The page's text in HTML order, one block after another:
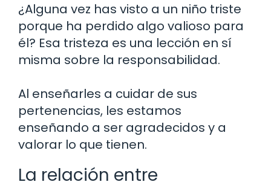
¿Alguna vez has visto a un niño triste
porque ha perdido algo valioso para
él? Esa tristeza es una lección en sí
misma sobre la responsabilidad.
Al enseñarles a cuidar de sus
pertenencias, les estamos
enseñando a ser agradecidos y a
valorar lo que tienen.
La relación entre